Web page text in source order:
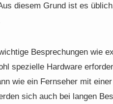
diesem Grund ist es
Besprechungen wie
spezielle Hardware
wie ein Fernseher mit
sich auch bei langen